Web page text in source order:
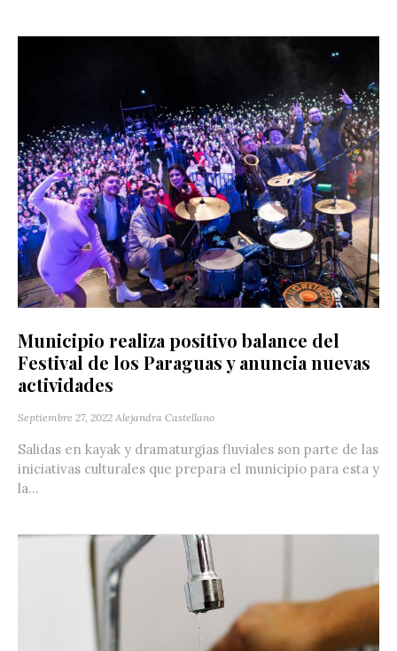
Municipio realiza positivo balance del
Festival de los Paraguas y anuncia nuevas
actividades
Septiembre 27, 2022 Alejandra Castellano
Salidas en kayak y dramaturgias fluviales son parte de las
iniciativas culturales que prepara el municipio para esta y
la...